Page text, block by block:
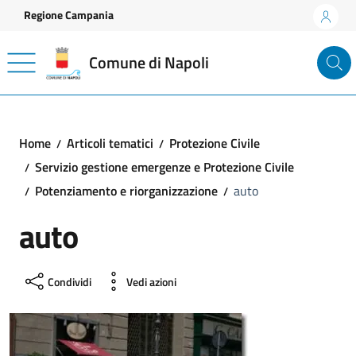
Vai ai contenuti
Vai al footer
Regione Campania
Comune di Napoli
Home Articoli tematici
Protezione Civile
Servizio gestione emergenze e Protezione Civile
Potenziamento e riorganizzazione
auto
auto
Condividi Vedi azioni